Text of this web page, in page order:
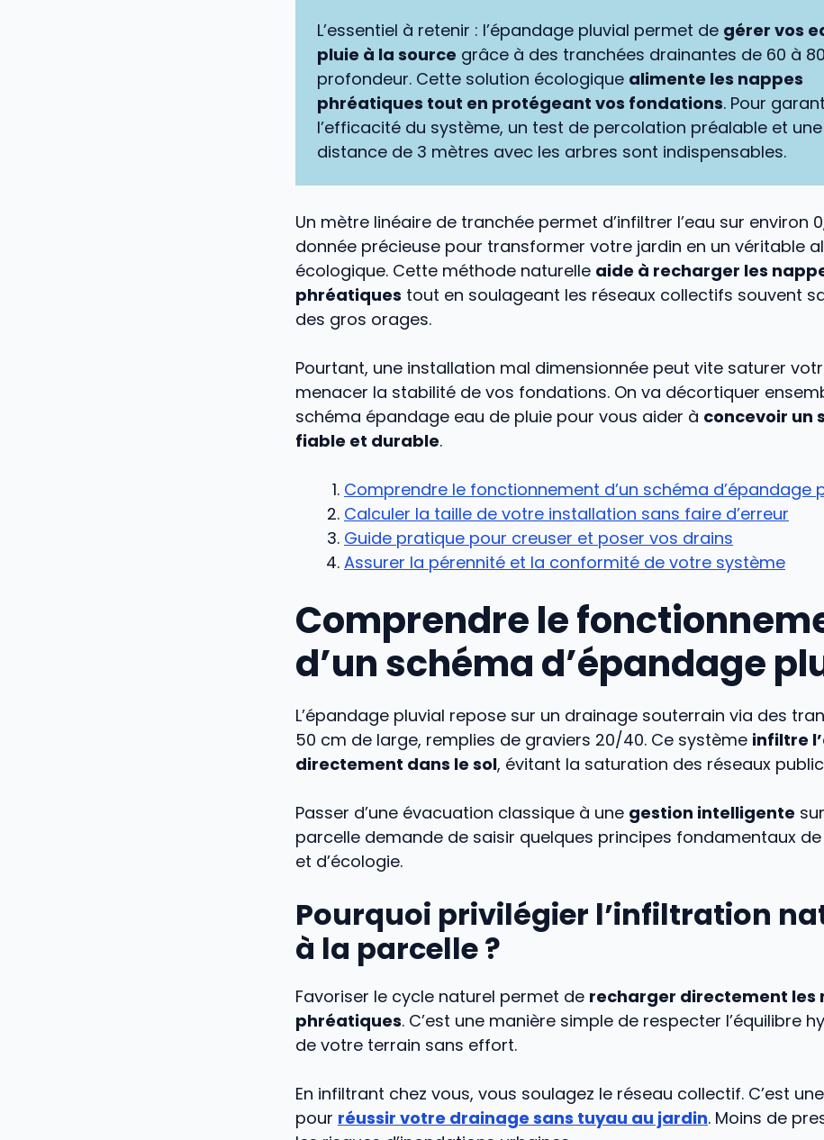
L’essentiel à retenir : l’épandage pluvial permet de gérer vos
pluie à la source grâce à des tranchées drainantes de 60 à
profondeur. Cette solution écologique alimente les nappes
phréatiques tout en protégeant vos fondations. Pour
l’efficacité du système, un test de percolation préalable et une
distance de 3 mètres avec les arbres sont indispensables.
Un mètre linéaire de tranchée permet d’infiltrer l’eau sur environ
donnée précieuse pour transformer votre jardin en un véritable
écologique. Cette méthode naturelle aide à recharger les
phréatiques tout en soulageant les réseaux collectifs souvent
des gros orages.
Pourtant, une installation mal dimensionnée peut vite saturer
menacer la stabilité de vos fondations. On va décortiquer
schéma épandage eau de pluie pour vous aider à concevoir un
fiable et durable.
Comprendre le fonctionnement d’un schéma d’épandage
Calculer la taille de votre installation sans faire d’erreur
Guide pratique pour creuser et poser vos drains
Assurer la pérennité et la conformité de votre système
Comprendre le
d’un schéma d’épandage
L’épandage pluvial repose sur un drainage souterrain via des
50 cm de large, remplies de graviers 20/40. Ce système infiltre
directement dans le sol, évitant la saturation des réseaux
Passer d’une évacuation classique à une gestion intelligente
parcelle demande de saisir quelques principes fondamentaux
et d’écologie.
Pourquoi privilégier l’infiltration
à la parcelle ?
Favoriser le cycle naturel permet de recharger directement les
phréatiques. C’est une manière simple de respecter l’équilibre
de votre terrain sans effort.
En infiltrant chez vous, vous soulagez le réseau collectif. C’est
pour réussir votre drainage sans tuyau au jardin. Moins de